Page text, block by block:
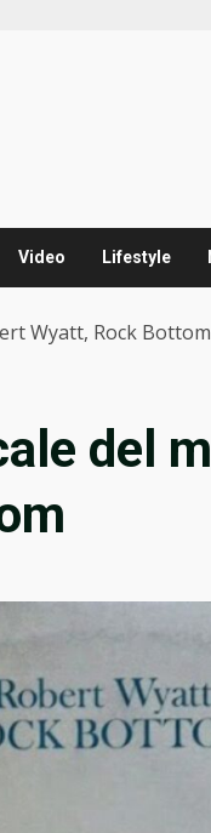
Video Lifestyle
Wyatt, Rock Bottom
del